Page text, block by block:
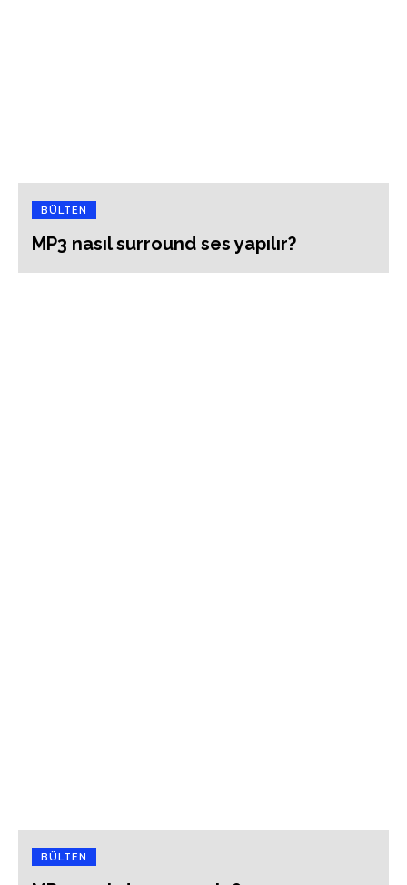
BÜLTEN
MP3 nasıl surround ses yapılır?
BÜLTEN